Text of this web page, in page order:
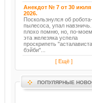
Анекдот № 7 от 30 июля
2026.
Поскользнулся об робота-
пылесоса, упал
плохо помню, но, по-
эта железяка успела
проскрипеть "асталависта,
бэйби"...
[ Ещё ]
ПОПУЛЯРНЫЕ